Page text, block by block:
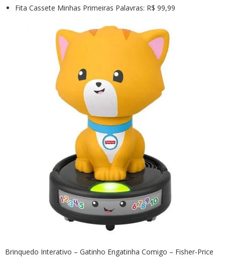
Fita Cassete Minhas Primeiras Palavras: R$ 99,99
Brinquedo Interativo – Gatinho Engatinha Comigo – Fisher-Price